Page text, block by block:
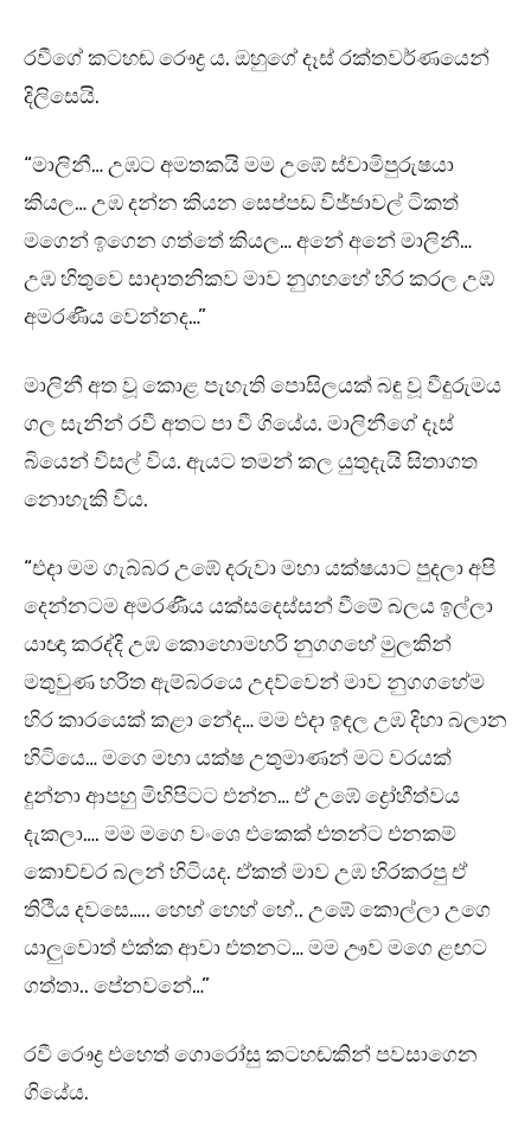
රවීගේ කටහඬ රෞද්‍ර ය. ඔහුගේ දෑස් රක්තවර්ණයෙන්
දිලිසෙයි.
“මාලිනී… උඹට අමතකයි මම උඹේ ස්වාමිපුරුෂයා
කියල… උඹ දන්න කියන සෙප්පඩ විජ්ජාවල් ටිකත්
මගෙන් ඉගෙන ගත්තේ කියල… අනේ අනේ මාලිනී…
උඹ හිතුවෙ සාදාතනිකව මාව නුගහහේ හිර කරල උඹ
අමරණීය වෙන්නද…”
මාලිනී අත වූ කොළ පැහැති පොසිලයක් බඳු වූ වීදුරුමය
ගල සැනින් රවී අතට පා වී ගියේය. මාලිනීගේ දෑස්
බියෙන් විසල් විය. ඇයට තමන් කල යුතුදැයි සිතාගත
නොහැකි විය.
“එදා මම ගැබ්බර උඹේ දරුවා මහා යක්ෂයාට පුදලා අපි
දෙන්නටම අමරණීය යක්සදෙස්සන් වීමේ බලය ඉල්ලා
යාඥා කරද්දි උඹ කොහොමහරි නුගගහේ මුලකින්
මතුවුණ හරිත ඇම්බරයෙ උදව්වෙන් මාව නුගගහේම
හිර කාරයෙක් කළා නේද… මම එදා ඉඳල උඹ දිහා බලාන
හිටියෙ… මගෙ මහා යක්ෂ උතුමාණන් මට වරයක්
දුන්නා ආපහු මිහිපිටට එන්න… ඒ උඹේ ද්‍රෝහීත්වය
දැකලා…. මම මගෙ වංශෙ එකෙක් එතන්ට එනකම්
කොච්චර බලන් හිටියද. ඒකත් මාව උඹ හිරකරපු ඒ
තිථිය දවසෙ….. හෙහ් හෙහ් හේ.. උඹේ කොල්ලා උගෙ
යාලුවොත් එක්ක ආවා එතනට… මම ඌව මගෙ ළඟට
ගත්තා.. පේනවනේ…”
රවී රෞද්‍ර එහෙත් ගොරෝසු කටහඬකින් පවසාගෙන
ගියේය.